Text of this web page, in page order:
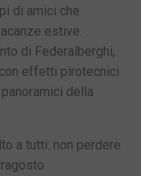
di amici che
estive.
di Federalberghi,
effetti pirotecnici
della
a tutti: non perdere